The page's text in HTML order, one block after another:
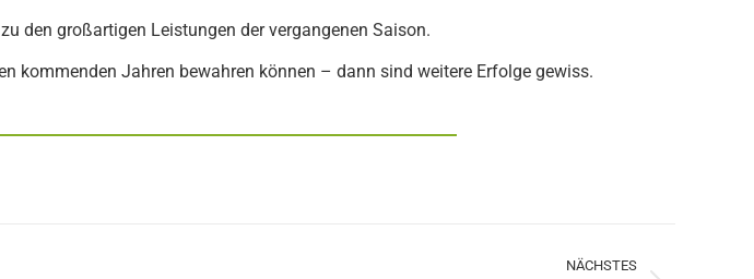
den großartigen Leistungen der vergangenen Saison.
kommenden Jahren bewahren können – dann sind weitere Erfolge gewiss.
NÄCHSTES